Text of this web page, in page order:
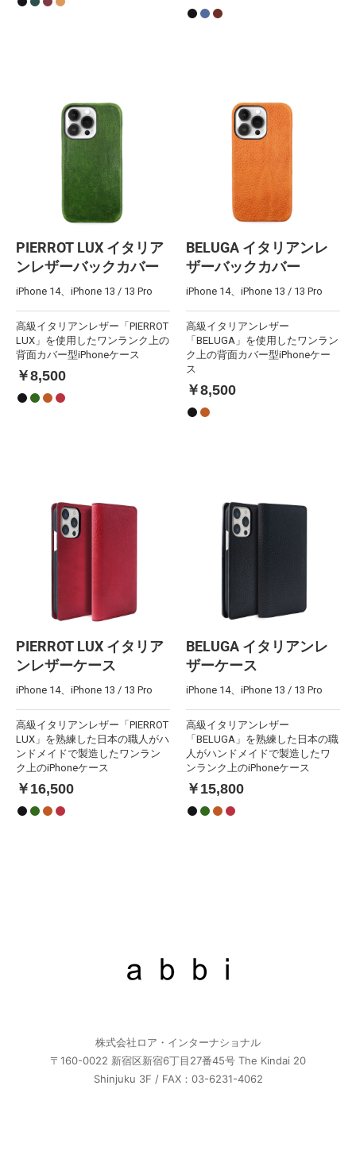
PIERROT LUX イタリア
ンレザーバックカバー
iPhone 14、iPhone 13 / 13 Pro
高級イタリアンレザー「PIERROT
LUX」を使用したワンランク上の
背面カバー型iPhoneケース
￥8,500
BELUGA イタリアンレ
ザーバックカバー
iPhone 14、iPhone 13 / 13 Pro
高級イタリアンレザー
「BELUGA」を使用したワンラン
ク上の背面カバー型iPhoneケー
ス
￥8,500
PIERROT LUX イタリア
ンレザーケース
iPhone 14、iPhone 13 / 13 Pro
高級イタリアンレザー「PIERROT
LUX」を熟練した日本の職人がハ
ンドメイドで製造したワンラン
ク上のiPhoneケース
￥16,500
BELUGA イタリアンレ
ザーケース
iPhone 14、iPhone 13 / 13 Pro
高級イタリアンレザー
「BELUGA」を熟練した日本の職
人がハンドメイドで製造したワ
ンランク上のiPhoneケース
￥15,800
株式会社ロア・インターナショナル
〒160-0022 新宿区新宿6丁目27番45号 The Kindai 20
Shinjuku 3F / FAX：03-6231-4062